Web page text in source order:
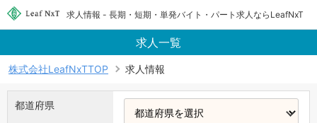
求人情報 - 長期・短期・単発バイト・パート求人ならLeafNxT
求人一覧
株式会社LeafNxTTOP 求人情報
都道府県